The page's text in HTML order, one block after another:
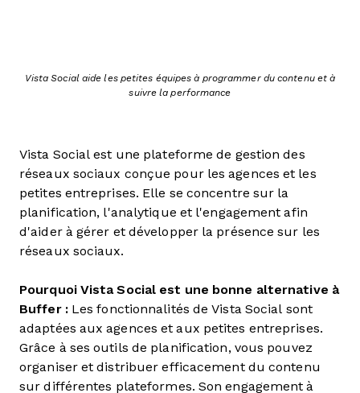
Vista Social aide les petites équipes à programmer du contenu et à
suivre la performance
Vista Social est une plateforme de gestion des
réseaux sociaux conçue pour les agences et les
petites entreprises. Elle se concentre sur la
planification, l'analytique et l'engagement afin
d'aider à gérer et développer la présence sur les
réseaux sociaux.
Pourquoi Vista Social est une bonne alternative à
Buffer :Les fonctionnalités de Vista Social sont
adaptées aux agences et aux petites entreprises.
Grâce à ses outils de planification, vous pouvez
organiser et distribuer efficacement du contenu
sur différentes plateformes. Son engagement à